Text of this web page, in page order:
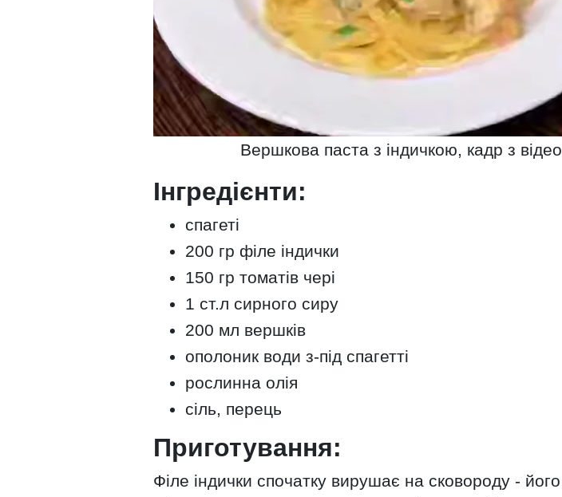
Вершкова паста з індичкою, кадр з відео
Інгредієнти:
спагеті
200 гр філе індички
150 гр томатів чері
1 ст.л сирного сиру
200 мл вершків
ополоник води з-під спагетті
рослинна олія
сіль, перець
Приготування:
Філе індички спочатку вирушає на сковороду - його